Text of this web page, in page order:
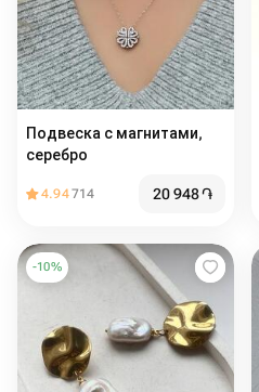
Подвеска с магнитами,
серебро
4.94714 20 948֏
-10%